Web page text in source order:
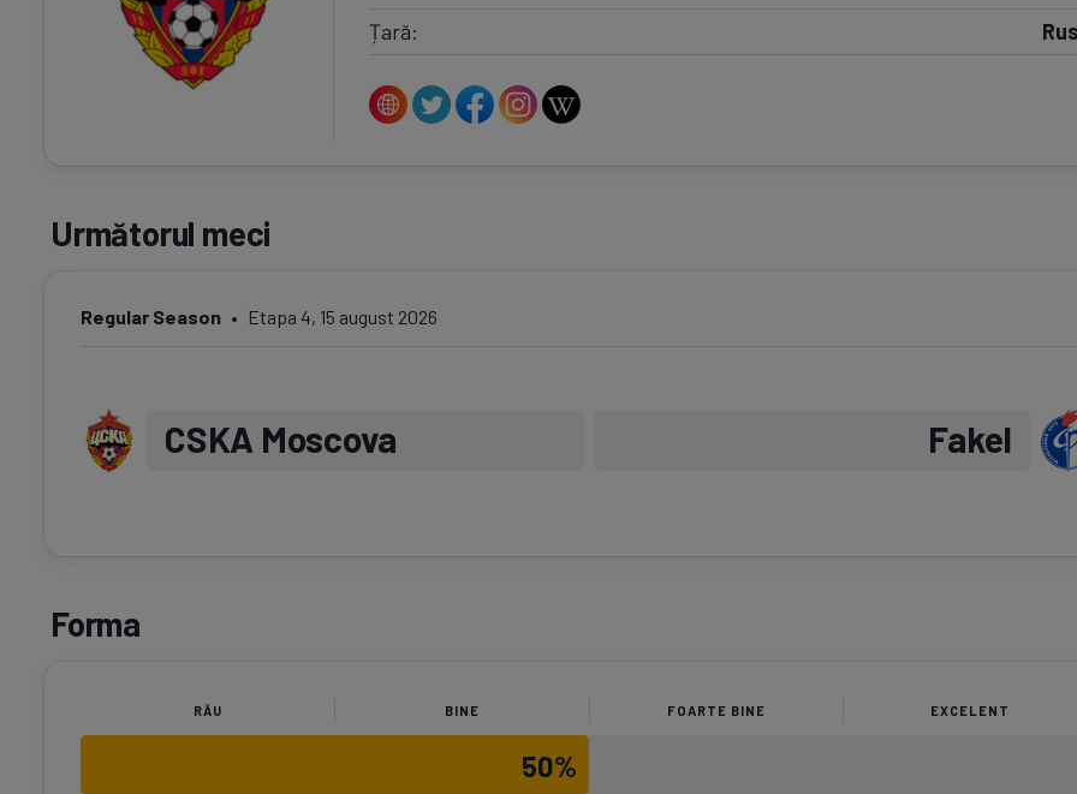
Țară
Următorul meci
Regular Season Etapa 4, 15 august 2026
CSKA Moscova Fakel
Forma
RĂU BINE FOARTE BINE EXCELENT
50%